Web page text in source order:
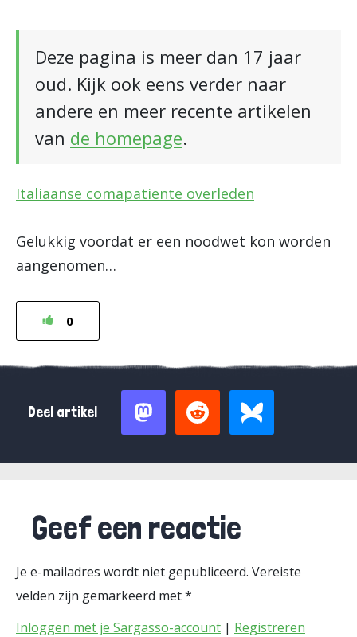
Deze pagina is meer dan 17 jaar
oud. Kijk ook eens verder naar
andere en meer recente artikelen
van de homepage.
Italiaanse comapatiente overleden
Gelukkig voordat er een noodwet kon worden
aangenomen…
0
Deel artikel
Geef een reactie
Je e-mailadres wordt niet gepubliceerd. Vereiste
velden zijn gemarkeerd met*
Inloggen met je Sargasso-account | Registreren